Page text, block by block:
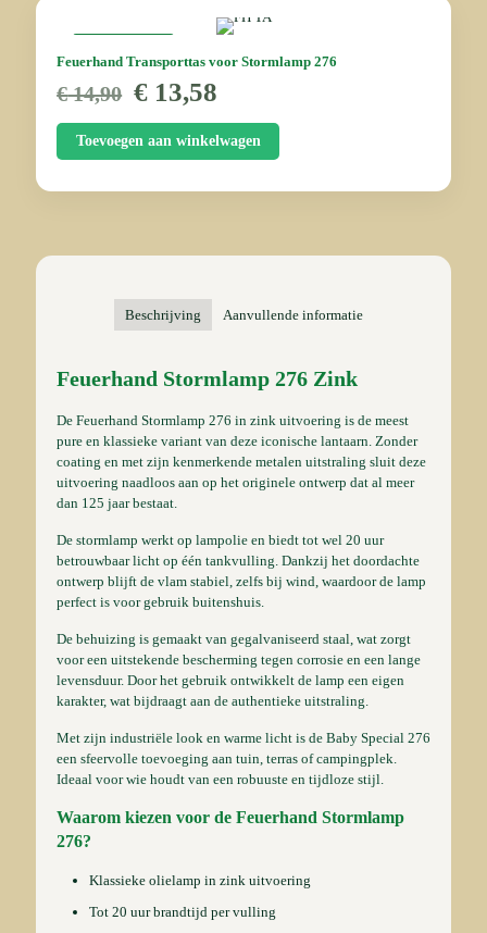
Feuerhand Transporttas voor Stormlamp 276
€14,90 Oorspronkelijke
prijs
was:
€ 14,90.
€ 13,58
is:
€ 13,58.
Toevoegen aan winkelwagen
Beschrijving Aanvullende informatie
Feuerhand Stormlamp 276 Zink
De Feuerhand Stormlamp 276 in zink uitvoering is de meest
pure en klassieke variant van deze iconische lantaarn. Zonder
coating en met zijn kenmerkende metalen uitstraling sluit deze
uitvoering naadloos aan op het originele ontwerp dat al meer
dan 125 jaar bestaat.
De stormlamp werkt op lampolie en biedt tot wel 20 uur
betrouwbaar licht op één tankvulling. Dankzij het doordachte
ontwerp blijft de vlam stabiel, zelfs bij wind, waardoor de lamp
perfect is voor gebruik buitenshuis.
De behuizing is gemaakt van gegalvaniseerd staal, wat zorgt
voor een uitstekende bescherming tegen corrosie en een lange
levensduur. Door het gebruik ontwikkelt de lamp een eigen
karakter, wat bijdraagt aan de authentieke uitstraling.
Met zijn industriële look en warme licht is de Baby Special 276
een sfeervolle toevoeging aan tuin, terras of campingplek.
Ideaal voor wie houdt van een robuuste en tijdloze stijl.
Waarom kiezen voor de Feuerhand Stormlamp
276?
Klassieke olielamp in zink uitvoering
Tot 20 uur brandtijd per vulling